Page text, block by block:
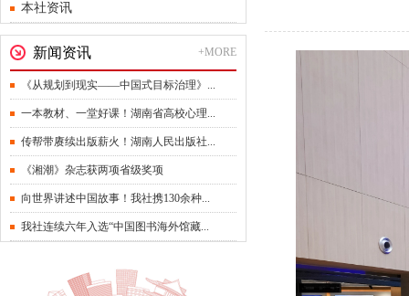
本社资讯
新闻资讯 +MORE
《从规划到现实——中国式目标治理》...
一本教材、一堂好课！湖南省高校心理...
传帮带赓续出版薪火！湖南人民出版社...
《湘潮》杂志获两项省级奖项
向世界讲述中国故事！我社携130余种...
我社连续六年入选“中国图书海外馆藏...